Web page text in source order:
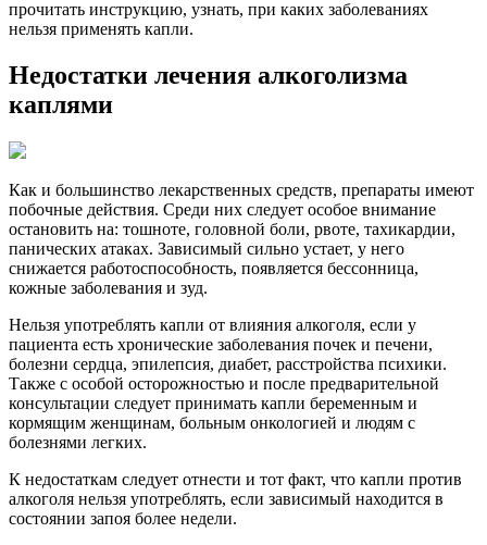
прочитать инструкцию, узнать, при каких заболеваниях
нельзя применять капли.
Недостатки лечения алкоголизма
каплями
Как и большинство лекарственных средств, препараты имеют
побочные действия. Среди них следует особое внимание
остановить на: тошноте, головной боли, рвоте, тахикардии,
панических атаках. Зависимый сильно устает, у него
снижается работоспособность, появляется бессонница,
кожные заболевания и зуд.
Нельзя употреблять капли от влияния алкоголя, если у
пациента есть хронические заболевания почек и печени,
болезни сердца, эпилепсия, диабет, расстройства психики.
Также с особой осторожностью и после предварительной
консультации следует принимать капли беременным и
кормящим женщинам, больным онкологией и людям с
болезнями легких.
К недостаткам следует отнести и тот факт, что капли против
алкоголя нельзя употреблять, если зависимый находится в
состоянии запоя более недели.